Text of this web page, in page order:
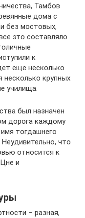
Тамбов
дома с
без мостовых,
это составляло
к
еще несколько
несколько крупных
училища.
был назначен
дорога каждому
тогдашнего
что
относится к
и
– разная,